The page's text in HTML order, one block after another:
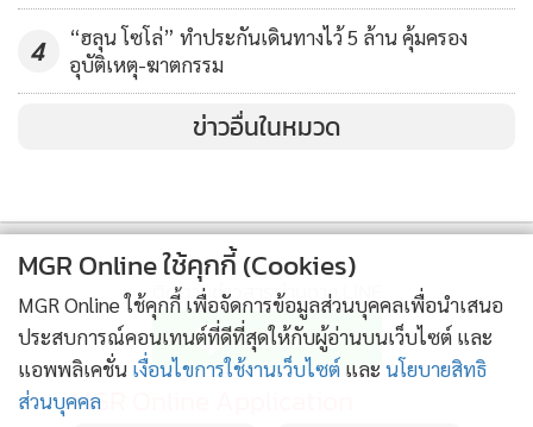
นายกรณ์กล่าวว่า จากการสอบถามประชาชนที่เคยผิดนัดชำระ
เงินกู้มา ไม่ว่าจะนานกี่ปี วันนี้ไม่สามารถที่จะกู้ยืมเงินจากสถาบัน
การเงินในระบบได้ เหลือที่พึ่งเดียวคือนายทุนนอกระบบ อัตรา
ดอกเบี้ย เดือนละ 10-20% อยู่ยากมาก และเมื่อใครติดแบล็
รู้สึกหนักใจมาก เพราะมีปัญหามานานและหนักหนาสาหัสมาก
ขึ้น โดยเฉพาะหลังวิกฤตโควิด-19 การรื้อระบบเก็บข้อมูลของ
เครดิตบูโร จึงเป็นวิธีที่จะช่วยเหลือประชาชนอย่างยั่งยืน เพื่อให้
ทุกคนสามารถที่จะกู้ยืมในอัตราดอกเบี้ยที่เป็นธรรมจากสถาบัน
การเงินในระบบได้ เพื่อให้ชีวิตความเป็นอยู่ของประชาชนดีขึ้น
โดยไม่รบกวนเงินภาษีของประชาชนแม้แต่บาทเดียว เพราะเชื่อ
4
“ฮลุน โซโล่” ทำประกันเดินทางไว้ 5 ล้าน คุ้มครอง
อุบัติเหตุ-ฆาตกรรม
ข่าวอื่นในหมวด
ติดตามข่าวสารผ่านทาง LINE
MGR Online Application
MGR Online ใช้คุกกี้ (Cookies)
MGR Online ใช้คุกกี้ เพื่อจัดการข้อมูลส่วนบุคคลเพื่อนำเสนอ
ประสบการณ์คอนเทนต์ที่ดีที่สุดให้กับผู้อ่านบนเว็บไซต์ และ
แอพพลิเคชั่น เงื่อนไขการใช้งานเว็บไซต์ และ นโยบายสิทธิ
ส่วนบุคคล